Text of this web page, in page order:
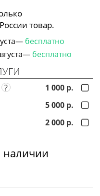
товар.
бесплатно
бесплатно
?
1 000 р.
5 000 р.
2 000 р.
наличии